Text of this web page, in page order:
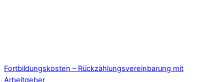
Fortbildungskosten – Rückzahlungsvereinbarung mit
Arbeitgeber